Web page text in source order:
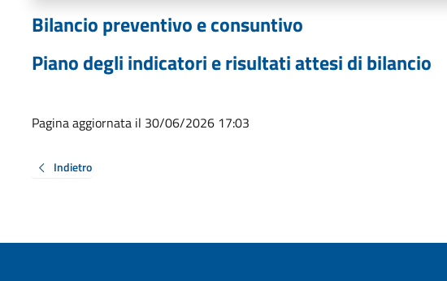
Bilancio preventivo e consuntivo
Piano degli indicatori e risultati attesi di bilancio
Pagina aggiornata il 30/06/2026 17:03
Indietro